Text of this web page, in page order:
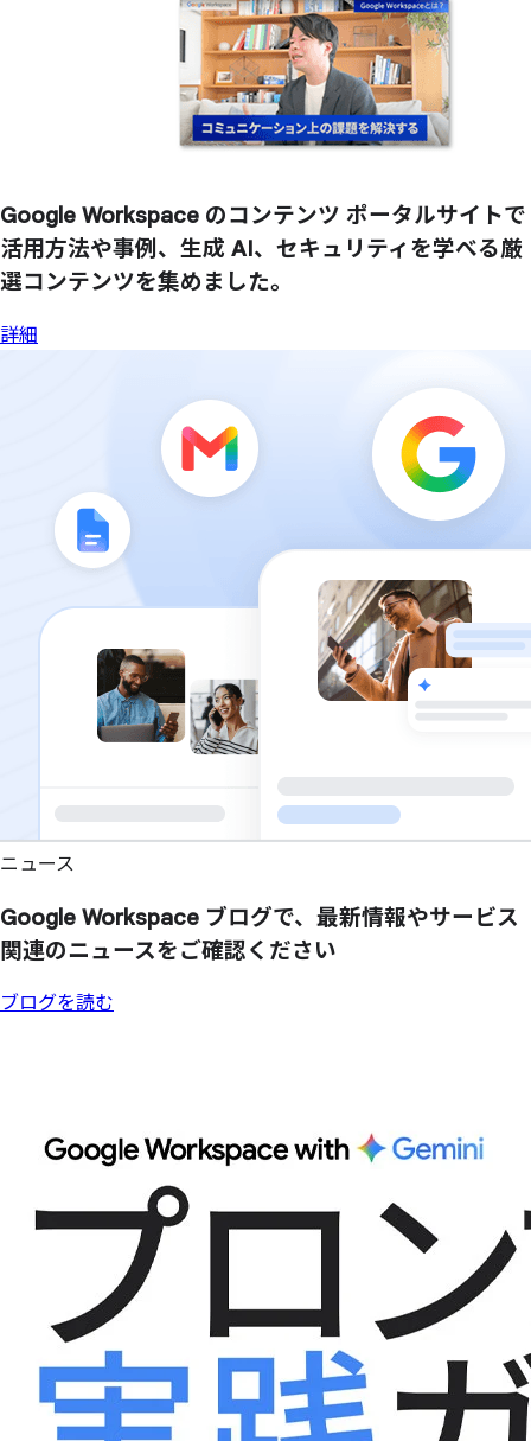
Google Workspace のコンテンツ ポータルサイトで
活用方法や事例、 生成 AI、 セキュリティを学べる厳
選コンテンツを集めました。
詳細
ニュース
Google Workspace ブログで、 最新情報やサービス
関連のニュースをご確認ください
ブログを読む